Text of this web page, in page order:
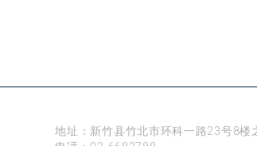
地址：新竹县竹北市环科一路23号8楼